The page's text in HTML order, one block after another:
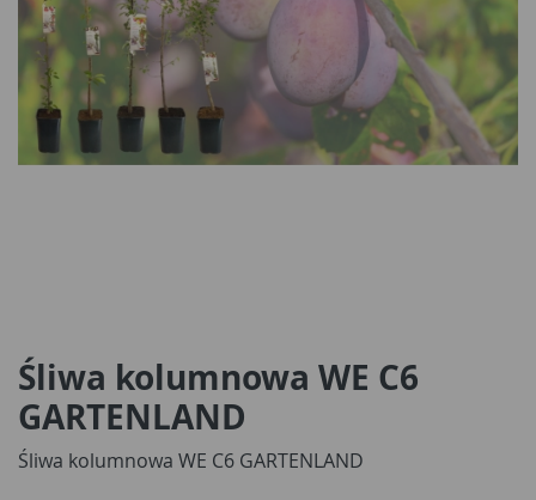
Śliwa kolumnowa WE C6
GARTENLAND
Śliwa kolumnowa WE C6 GARTENLAND